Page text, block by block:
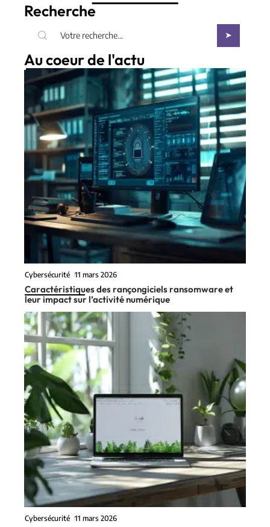
Recherche
Au coeur de l'actu
Cybersécurité 11 mars 2026
Caractéristiques des rançongiciels ransomware et
leur impact sur l’activité numérique
Cybersécurité 11 mars 2026